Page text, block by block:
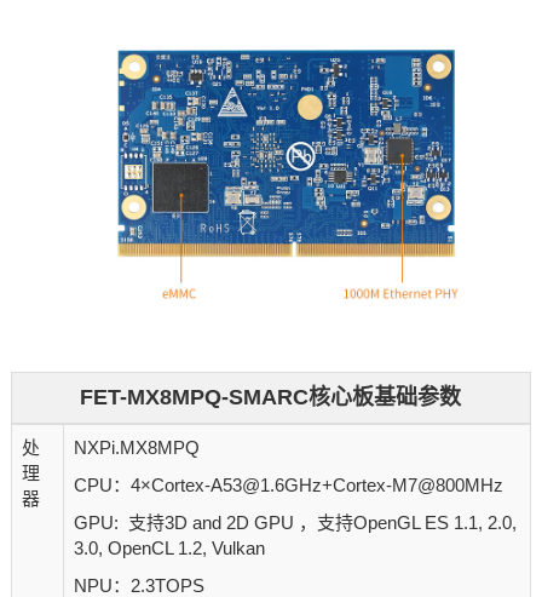
FET-MX8MPQ-SMARC核心板基础参数
处
理
器
NXPi.MX8MPQ
CPU：4×Cortex-A53@1.6GHz+Cortex-M7@800MHz
GPU: 支持3D and 2D GPU ，支持OpenGL ES 1.1, 2.0,
3.0, OpenCL 1.2, Vulkan
NPU：2.3TOPS